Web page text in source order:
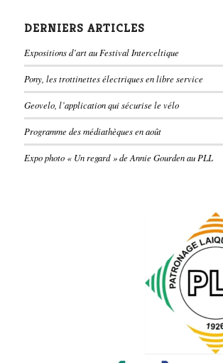
DERNIERS ARTICLES
Expositions d’art au Festival Interceltique
Pony, les trottinettes électriques en libre service
Geovelo, l’application qui sécurise le vélo
Programme des médiathèques en août
Expo photo « Un regard » de Annie Gourden au PLL